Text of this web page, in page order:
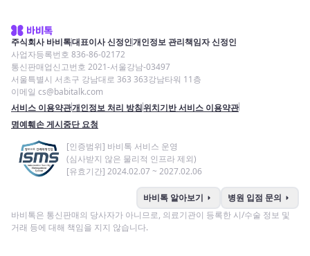
주식회사 바비톡대표이사 신정인개인정보 관리책임자 신정인
사업자등록번호 836-86-02172
통신판매업신고번호 2021-서울강남-03497
서울특별시 서초구 강남대로 363 363강남타워 11층
이메일 cs@babitalk.com
서비스 이용약관개인정보 처리 방침위치기반 서비스 이용약관
명예훼손 게시중단 요청
[인증범위] 바비톡 서비스 운영
(심사받지 않은 물리적 인프라 제외)
[유효기간] 2024.02.07 ~ 2027.02.06
바비톡 알아보기 arrow_right 병원 입점 문의 arrow_right
바비톡은 통신판매의 당사자가 아니므로, 의료기관이 등록한 시/수술 정보 및
거래 등에 대해 책임을 지지 않습니다.